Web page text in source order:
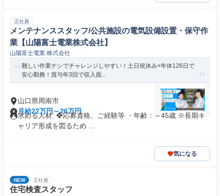
正社員
メンテナンススタッフ/公共施設の電気設備設置・保守作
業【山陽富士電業株式会社】
山陽富士電業 株式会社
難しい作業ナシでチャレンジしやすい！土日祝休み×年休126日で
安心勤務！賞与年3回で収入面...
山口県周南市
月給22万円～26万円
求める人材: ❖応募資格、ご経験等 ・年齢：～45歳 ※長期キ
ャリア形成を図るため ...
気になる
NEW 正社員
住宅検査スタッフ